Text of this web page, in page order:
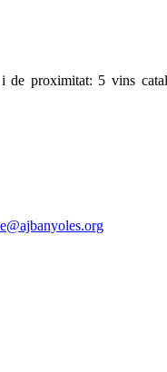
proximitat: 5 vins